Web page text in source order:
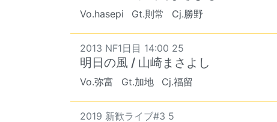
Vo.hasepi Gt.則常 Cj.勝野
2013 NF1日目 14:00 25
明日の風 / 山崎まさよし
Vo.弥富 Gt.加地 Cj.福留
2019 新歓ライブ#3 5